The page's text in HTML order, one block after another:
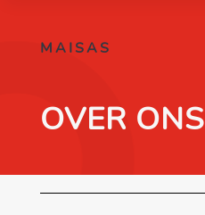
MAISAS
OVER ONS